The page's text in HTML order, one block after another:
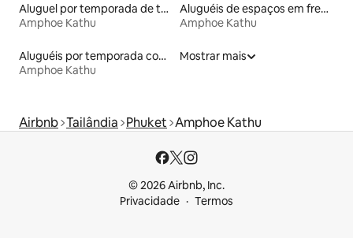
Aluguel por temporada de townhouses
Amphoe Kathu
Aluguéis de espaços em frente à praia
Amphoe Kathu
Aluguéis por temporada com acesso à praia
Amphoe Kathu
Mostrar mais
Airbnb Tailândia Phuket Amphoe Kathu
© 2026 Airbnb, Inc.
Privacidade
Termos